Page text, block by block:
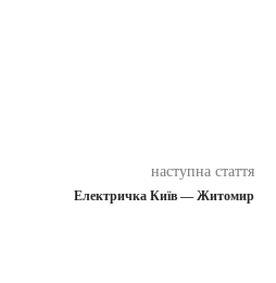
наступна стаття
Електричка Київ — Житомир